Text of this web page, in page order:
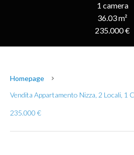
1 camera
36.03 m²
235.000 €
Homepage
Vendita Appartamento Nizza, 2 Locali, 1
235.000 €